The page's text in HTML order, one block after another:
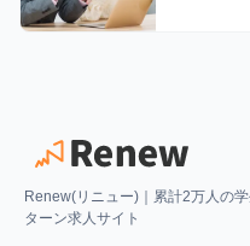
Renew(リニュー)｜累計2万人の
ターン求人サイト